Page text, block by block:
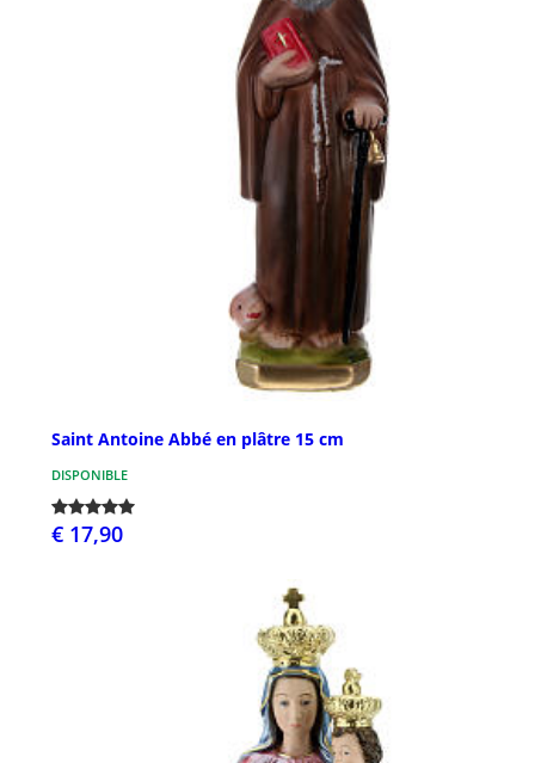
Saint Antoine Abbé en plâtre 15 cm
DISPONIBLE
€ 17,90